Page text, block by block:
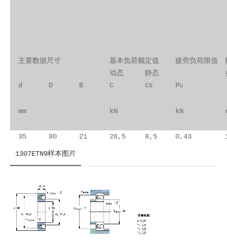
主要数据尺寸 基本负荷额定值 疲劳负荷限值
动态
静态
d
D B C C0 Pu
mm kN kN
35 80 21 26,5 8,5 0,43
1307ETN9样本图片